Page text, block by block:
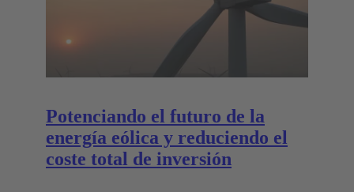
Potenciando el futuro de la
energía eólica y reduciendo el
coste total de inversión